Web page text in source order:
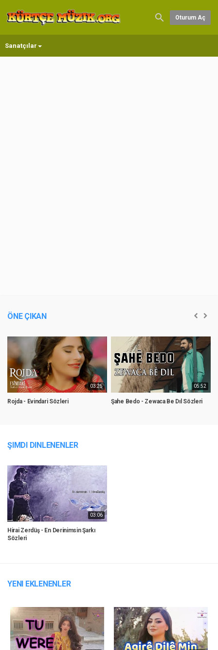
Oturum Aç
Sanatçılar
ÖNE ÇIKAN
03:25
Rojda - Evindari Sözleri
05:52
Şahe Bedo - Zewaca Be Dıl Sözleri
ŞIMDI DINLENENLER
03:06
Hirai Zerdüş - En Derinimsin Şarkı
Sözleri
YENI EKLENENLER